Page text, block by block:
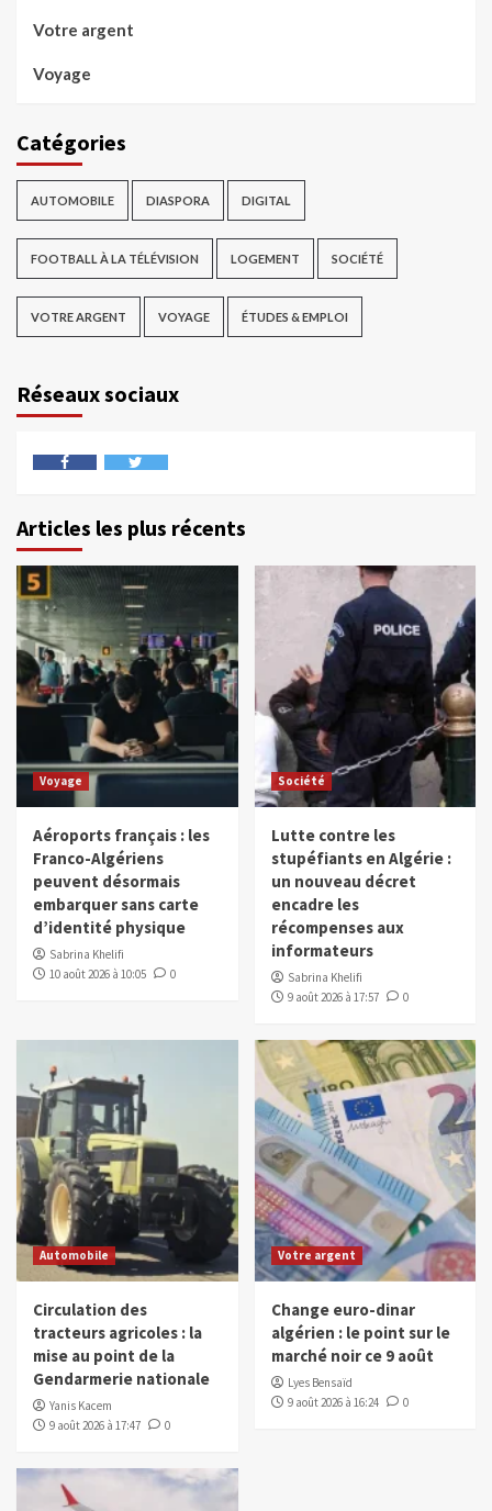
Votre argent
Voyage
Catégories
AUTOMOBILE DIASPORA DIGITAL
FOOTBALL À LA TÉLÉVISION LOGEMENT SOCIÉTÉ
VOTRE ARGENT VOYAGE ÉTUDES & EMPLOI
Réseaux sociaux
Articles les plus récents
Voyage
Aéroports français : les
Franco-Algériens
peuvent désormais
embarquer sans carte
d’identité physique
Sabrina Khelifi
10 août 2026 à 10:05
0
Société
Lutte contre les
stupéfiants en Algérie :
un nouveau décret
encadre les
récompenses aux
informateurs
Sabrina Khelifi
9 août 2026 à 17:57
0
Automobile
Circulation des
tracteurs agricoles : la
mise au point de la
Gendarmerie nationale
Yanis Kacem
9 août 2026 à 17:47
0
Votre argent
Change euro-dinar
algérien : le point sur le
marché noir ce 9 août
Lyes Bensaïd
9 août 2026 à 16:24
0